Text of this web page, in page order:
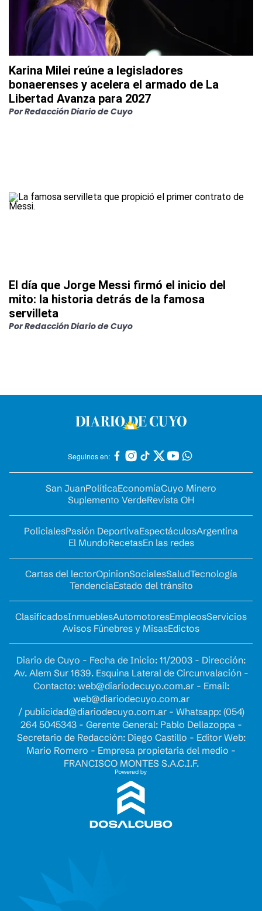
Karina Milei reúne a legisladores
bonaerenses y acelera el armado de La
Libertad Avanza para 2027
PorRedacción Diario de Cuyo
El día que Jorge Messi firmó el inicio del
mito: la historia detrás de la famosa
servilleta
PorRedacción Diario de Cuyo
Seguinos en:
San JuanPolíticaEconomíaCuyo Minero
Suplemento VerdeRevista OH
PolicialesPasión DeportivaEspectáculosArgentina
El MundoRecetasEn las redes
Cartas del lectorOpinionSocialesSaludTecnología
TendenciaEstado del tránsito
ClasificadosInmueblesAutomotoresEmpleosServicios
Avisos Fúnebres y MisasEdictos
Diario de Cuyo - Fecha de Inicio: 11/2003 - Dirección:
Av. Alem Sur 1639. Esquina Lateral de Circunvalación -
Contacto: web@diariodecuyo.com.ar- Email:
web@diariodecuyo.com.ar
/ publicidad@diariodecuyo.com.ar- Whatsapp: (054)
264 5045343 - Gerente General: Pablo Dellazoppa -
Secretario de Redacción: Diego Castillo - Editor Web:
Mario Romero - Empresa propietaria del medio -
FRANCISCO MONTES S.A.C.I.F.